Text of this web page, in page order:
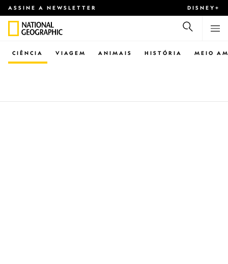
ASSINE A NEWSLETTER DISNEY+
CIÊNCIA VIAGEM ANIMAIS HISTÓRIA MEIO